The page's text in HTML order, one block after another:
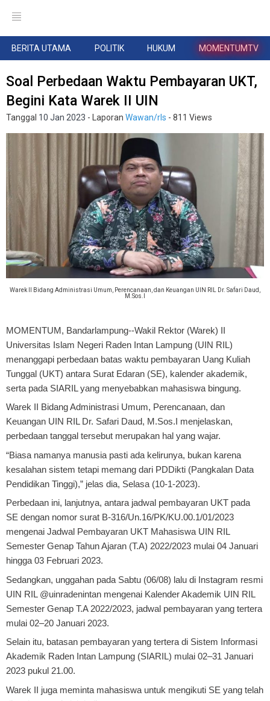
BERITA UTAMA POLITIK HUKUM MOMENTUMTV
Soal Perbedaan Waktu Pembayaran UKT,
Begini Kata Warek II UIN
Tanggal 10 Jan 2023 - Laporan Wawan/rls - 811 Views
Warek II Bidang Administrasi Umum, Perencanaan, dan Keuangan UIN RIL Dr. Safari Daud,
M.Sos.I
MOMENTUM, Bandarlampung--Wakil Rektor (Warek) II
Universitas Islam Negeri Raden Intan Lampung (UIN RIL)
menanggapi perbedaan batas waktu pembayaran Uang Kuliah
Tunggal (UKT) antara Surat Edaran (SE), kalender akademik,
serta pada SIARIL yang menyebabkan mahasiswa bingung.
Warek II Bidang Administrasi Umum, Perencanaan, dan
Keuangan UIN RIL Dr. Safari Daud, M.Sos.I menjelaskan,
perbedaan tanggal tersebut merupakan hal yang wajar.
“Biasa namanya manusia pasti ada kelirunya, bukan karena
kesalahan sistem tetapi memang dari PDDikti (Pangkalan Data
Pendidikan Tinggi),” jelas dia, Selasa (10-1-2023).
Perbedaan ini, lanjutnya, antara jadwal pembayaran UKT pada
SE dengan nomor surat B-316/Un.16/PK/KU.00.1/01/2023
mengenai Jadwal Pembayaran UKT Mahasiswa UIN RIL
Semester Genap Tahun Ajaran (T.A) 2022/2023 mulai 04 Januari
hingga 03 Februari 2023.
Sedangkan, unggahan pada Sabtu (06/08) lalu di Instagram resmi
UIN RIL @uinradenintan mengenai Kalender Akademik UIN RIL
Semester Genap T.A 2022/2023, jadwal pembayaran yang tertera
mulai 02–20 Januari 2023.
Selain itu, batasan pembayaran yang tertera di Sistem Informasi
Akademik Raden Intan Lampung (SIARIL) mulai 02–31 Januari
2023 pukul 21.00.
Warek II juga meminta mahasiswa untuk mengikuti SE yang telah